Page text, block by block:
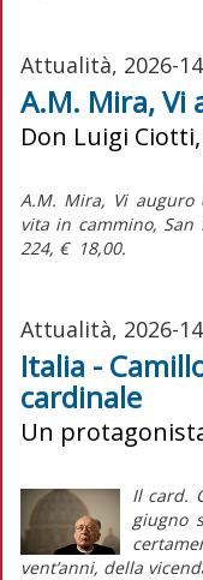
Attualità, 2026-14
A.M. Mira, Vi
Don Luigi
A.M. Mira, Vi auguro
vita in cammino, San
224, € 18,00.
Attualità, 2026-14
Italia -
cardinale
Un
Il card.
giugno
vent’anni, della